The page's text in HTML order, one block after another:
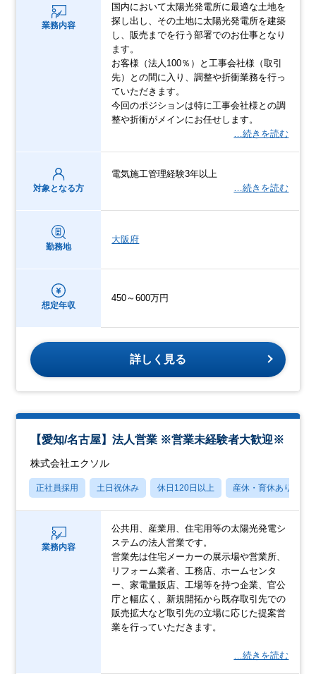
業務内容
国内において太陽光発電所に最適な土地を
探し出し、その土地に太陽光発電所を建築
し、販売までを行う部署でのお仕事となり
ます。
お客様（法人100％）と工事会社様（取引
先）との間に入り、調整や折衝業務を行っ
ていただきます。
今回のポジションは特に工事会社様との調
整や折衝がメインにお任せします。
…続きを読む
対象となる方
電気施工管理経験3年以上
…続きを読む
勤務地
大阪府
想定年収
450～600万円
詳しく見る
【愛知/名古屋】法人営業 ※営業未経験者大歓迎※
株式会社エクソル
正社員採用 土日祝休み 休日120日以上 産休・育休あり
業務内容
公共用、産業用、住宅用等の太陽光発電シ
ステムの法人営業です。
営業先は住宅メーカーの展示場や営業所、
リフォーム業者、工務店、ホームセンタ
ー、家電量販店、工場等を持つ企業、官公
庁と幅広く、新規開拓から既存取引先での
販売拡大など取引先の立場に応じた提案営
業を行っていただきます。
…続きを読む